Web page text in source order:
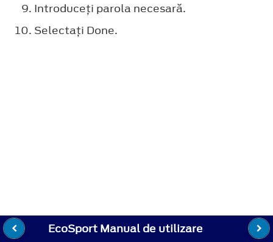
Introduceţi parola necesară.
Selectaţi Done.
EcoSport Manual de utilizare